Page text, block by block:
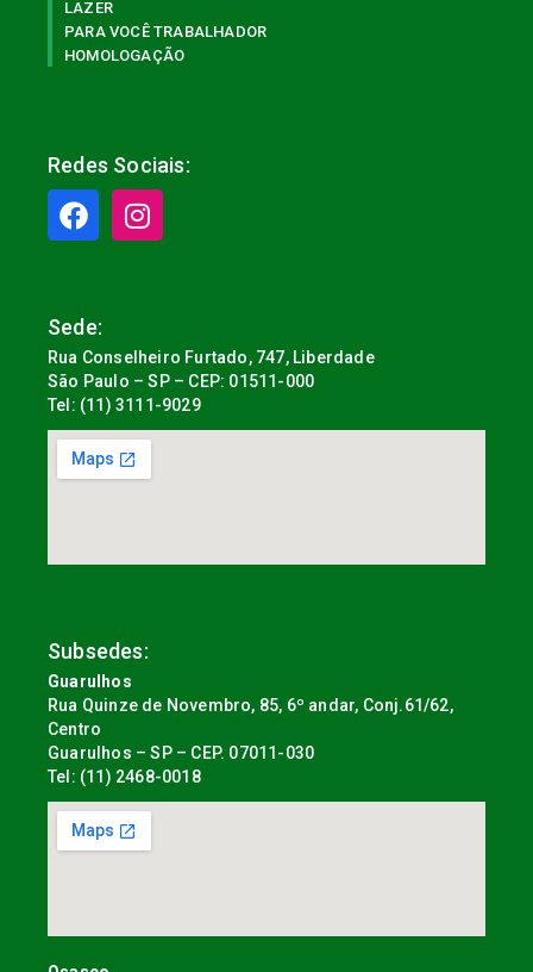
LAZER
PARA VOCÊ TRABALHADOR
HOMOLOGAÇÃO
Redes Sociais:
Sede:
Rua Conselheiro Furtado, 747, Liberdade
São Paulo – SP – CEP: 01511-000
Tel: (11) 3111-9029
Subsedes:
Guarulhos
Rua Quinze de Novembro, 85, 6º andar, Conj.61/62,
Centro
Guarulhos – SP – CEP. 07011-030
Tel: (11) 2468-0018